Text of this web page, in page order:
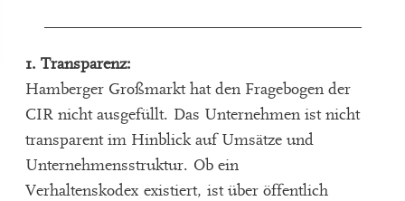
1. Transparenz:
Hamberger Großmarkt hat den Fragebogen der
CIR nicht ausgefüllt. Das Unternehmen ist nicht
transparent im Hinblick auf Umsätze und
Unternehmensstruktur. Ob ein
Verhaltenskodex existiert, ist über öffentlich